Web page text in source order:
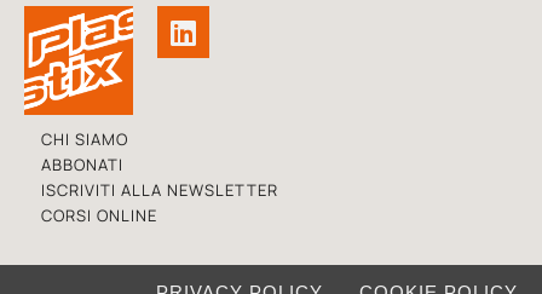
CHI SIAMO
ABBONATI
ISCRIVITI ALLA NEWSLETTER
CORSI ONLINE